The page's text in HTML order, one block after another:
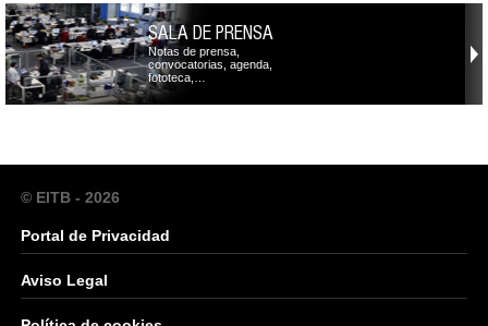
SALA DE PRENSA
Notas de prensa,
convocatorias, agenda,
fototeca,…
© EITB - 2026
Portal de Privacidad
Aviso Legal